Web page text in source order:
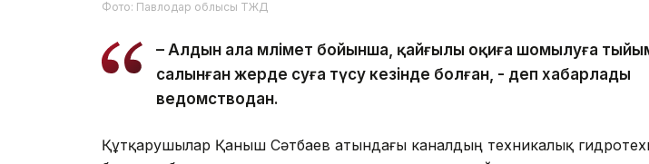
Фото: Павлодар облысы ТЖД
– Алдын ала мәлімет бойынша, қайғылы оқиға шомылуға
салынған жерде суға түсу кезінде болған, - деп хабарлады
ведомстводан.
Құтқарушылар Қаныш Сәтбаев атындағы каналдың техникалық